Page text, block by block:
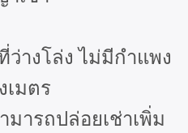
างโล่ง ไม่มีกำแพง
มตร
ารถปล่อยเช่าเพิ่ม